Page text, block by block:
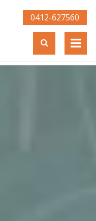
0412-627560­